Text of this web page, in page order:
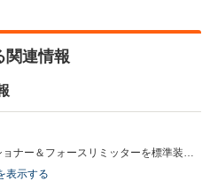
関連情報
表示する